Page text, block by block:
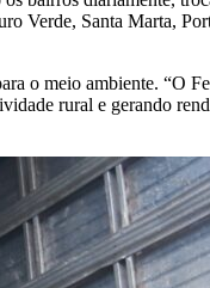
Verde, Santa Marta,
o meio ambiente. “O
rural e gerando